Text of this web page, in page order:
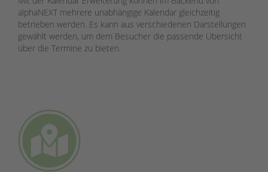
alphaNEXT mehrere unabhängige Kalendar gleichzeitig
betrieben werden. Es kann aus verschiedenen Darstellungen
gewählt werden, um dem Besucher die passende Übersicht
über die Termine zu bieten.